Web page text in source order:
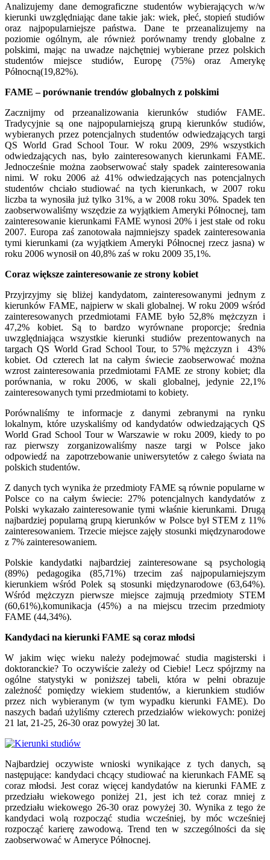
Analizujemy dane demograficzne studentów wybierających w/w
kierunki uwzględniając dane takie jak: wiek, płeć, stopień studiów
oraz najpopularniejsze państwa. Dane te przeanalizujemy na
poziomie ogólnym, ale również porównamy trendy globalne z
polskimi, mając na uwadze najchętniej wybierane przez polskich
studentów miejsce studiów, Europę (75%) oraz Amerykę
Północną(19,82%).
FAME – porównanie trendów globalnych z polskimi
Zacznijmy od przeanalizowania kierunków studiów FAME.
Tradycyjnie są one najpopularniejszą grupą kierunków studiów,
wybieranych przez potencjalnych studentów odwiedzających targi
QS World Grad School Tour. W roku 2009, 29% wszystkich
odwiedzających nas, było zainteresowanych kierunkami FAME.
Jednocześnie można zaobserwować stały spadek zainteresowania
nimi. W roku 2006 aż 41% odwiedzających nas potencjalnych
studentów chciało studiować na tych kierunkach, w 2007 roku
liczba ta wynosiła już tylko 31%, a w 2008 roku 30%. Spadek ten
zaobserwowaliśmy wszędzie za wyjątkiem Ameryki Północnej, tam
zainteresowanie kierunkami FAME wynosi 20% i jest stałe od roku
2007. Europa zaś zanotowała najmniejszy spadek zainteresowania
tymi kierunkami (za wyjątkiem Ameryki Północnej rzecz jasna) w
roku 2006 wynosił on 40,8% zaś w roku 2009 35,1%.
Coraz większe zainteresowanie ze strony kobiet
Przyjrzyjmy się bliżej kandydatom, zainteresowanymi jednym z
kierunków FAME, najpierw w skali globalnej. W roku 2009 wśród
zainteresowanych przedmiotami FAME było 52,8% mężczyzn i
47,2% kobiet. Są to bardzo wyrównane proporcje; średnia
uwzględniająca wszystkie kierunki studiów prezentowanych na
targach QS World Grad School Tour, to 57% mężczyzn i 43%
kobiet. Od czterech lat na całym świecie zaobserwować można
wzrost zainteresowania przedmiotami FAME ze strony kobiet; dla
porównania, w roku 2006, w skali globalnej, jedynie 22,1%
zainteresowanych tymi przedmiotami to kobiety.
Porównaliśmy te informacje z danymi zebranymi na rynku
lokalnym, które uzyskaliśmy od kandydatów odwiedzających QS
World Grad School Tour w Warszawie w roku 2009, kiedy to po
raz pierwszy zorganizowaliśmy nasze targi w Polsce jako
odpowiedź na zapotrzebowanie uniwersytetów z całego świata na
polskich studentów.
Z danych tych wynika że przedmioty FAME są równie popularne w
Polsce co na całym świecie: 27% potencjalnych kandydatów z
Polski wykazało zainteresowanie tymi właśnie kierunkami. Drugą
najbardziej popularną grupą kierunków w Polsce był STEM z 11%
zainteresowaniem. Trzecie miejsce zajęły stosunki międzynarodowe
z 7% zainteresowaniem.
Polskie kandydatki najbardziej zainteresowane są psychologią
(89%) pedagogika (85,71%) trzecim zaś najpopularniejszym
kierunkiem wśród Polek są stosunki międzynarodowe (63,64%).
Wśród mężczyzn pierwsze miejsce zajmują przedmioty STEM
(60,61%),komunikacja (45%) a na miejscu trzecim przedmioty
FAME (44,34%).
Kandydaci na kierunki FAME są coraz młodsi
W jakim więc wieku należy podejmować studia magisterski i
doktoranckie? To oczywiście zależy od Ciebie! Lecz spójrzmy na
ogólne statystyki w poniższej tabeli, która w pełni obrazuje
zależność pomiędzy wiekiem studentów, a kierunkiem studiów
przez nich wybieranym (w tym wypadku kierunki FAME). Do
naszych badań użyliśmy czterech przedziałów wiekowych: poniżej
21 lat, 21-25, 26-30 oraz powyżej 30 lat.
Najbardziej oczywiste wnioski wynikające z tych danych, są
następujące: kandydaci chcący studiować na kierunkach FAME są
coraz młodsi. Jest coraz więcej kandydatów na kierunki FAME z
przedziału wiekowego poniżej 21, jest ich też coraz mniej z
przedziału wiekowego 26-30 oraz powyżej 30. Wynika z tego że
kandydaci wolą rozpocząć studia wcześniej, by móc wcześniej
rozpocząć karierę zawodową. Trend ten w szczególności da się
zaobserwować w Ameryce Północnej.